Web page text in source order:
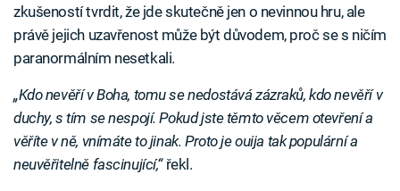
zkušeností tvrdit, že jde skutečně jen o nevinnou hru, ale
právě jejich uzavřenost může být důvodem, proč se s ničím
paranormálním nesetkali.
„Kdo nevěří v Boha, tomu se nedostává zázraků, kdo nevěří v
duchy, s tím se nespojí. Pokud jste těmto věcem otevření a
věříte v ně, vnímáte to jinak. Proto je ouija tak populární a
neuvěřitelně fascinující,“řekl.